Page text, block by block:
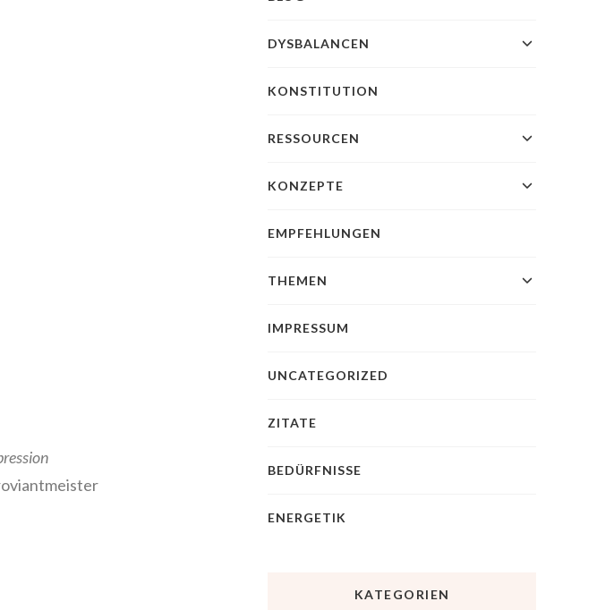
DYSBALANCEN
KONSTITUTION
RESSOURCEN
KONZEPTE
EMPFEHLUNGEN
THEMEN
IMPRESSUM
UNCATEGORIZED
ZITATE
BEDÜRFNISSE
ENERGETIK
KATEGORIEN